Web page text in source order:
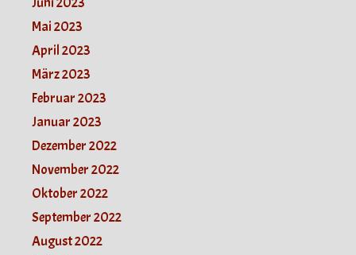
Mai 2023
April 2023
März 2023
Februar 2023
Januar 2023
Dezember 2022
November 2022
Oktober 2022
September 2022
August 2022